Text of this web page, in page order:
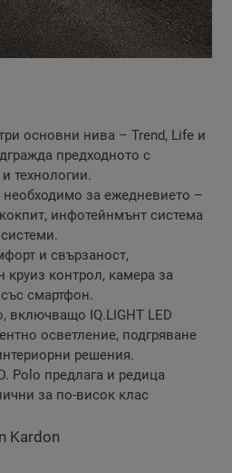
основни нива – Trend, Life и
предходното с
технологии.
необходимо за ежедневието –
инфотейнмънт система
и свързаност,
контрол, камера за
смартфон.
включващо IQ.LIGHT LED
осветление, подгряване
решения.
Polo предлага и редица
за по-висок клас
Kardon